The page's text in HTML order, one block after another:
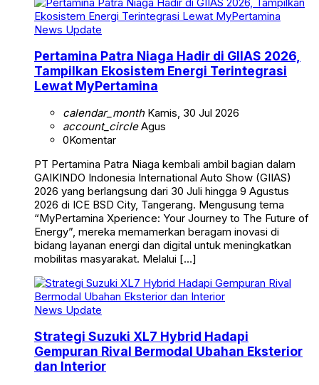
News Update
Pertamina Patra Niaga Hadir di GIIAS 2026,
Tampilkan Ekosistem Energi Terintegrasi
Lewat MyPertamina
calendar_monthKamis, 30 Jul 2026
account_circleAgus
0Komentar
PT Pertamina Patra Niaga kembali ambil bagian dalam
GAIKINDO Indonesia International Auto Show (GIIAS)
2026 yang berlangsung dari 30 Juli hingga 9 Agustus
2026 di ICE BSD City, Tangerang. Mengusung tema
“MyPertamina Xperience: Your Journey to The Future of
Energy”, mereka memamerkan beragam inovasi di
bidang layanan energi dan digital untuk meningkatkan
mobilitas masyarakat. Melalui […]
News Update
Strategi Suzuki XL7 Hybrid Hadapi
Gempuran Rival Bermodal Ubahan Eksterior
dan Interior